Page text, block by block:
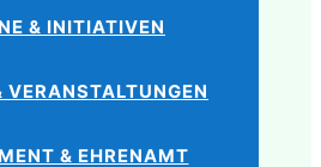
& INITIATIVEN
VERANSTALTUNGEN
& EHRENAMT